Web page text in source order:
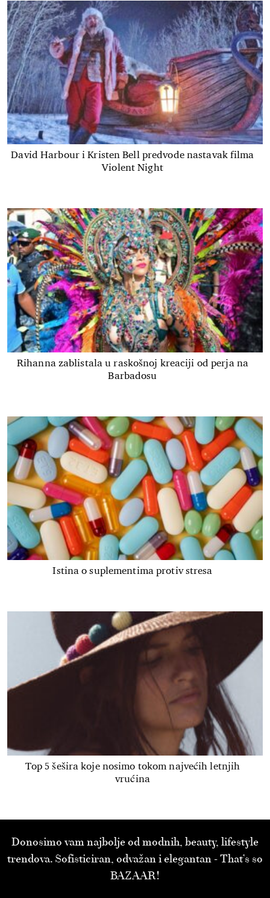
David Harbour i Kristen Bell predvode nastavak filma
Violent Night
Rihanna zablistala u raskošnoj kreaciji od perja na
Barbadosu
Istina o suplementima protiv stresa
Top 5 šešira koje nosimo tokom najvećih letnjih
vrućina
Donosimo vam najbolje od modnih, beauty, lifestyle
trendova. Sofisticiran, odvažan i elegantan - That’s so
BAZAAR!